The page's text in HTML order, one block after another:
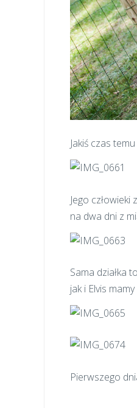
Jakiś czas temu
Jego
na dwa dni z
Sama działka
jak i Elvis
Pierwszego